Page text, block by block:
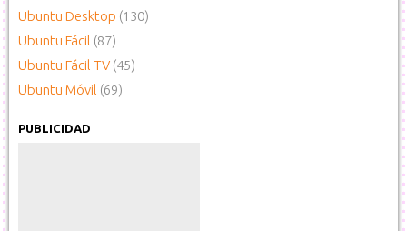
Ubuntu Desktop (130)
Ubuntu Fácil (87)
Ubuntu Fácil TV (45)
Ubuntu Móvil (69)
PUBLICIDAD